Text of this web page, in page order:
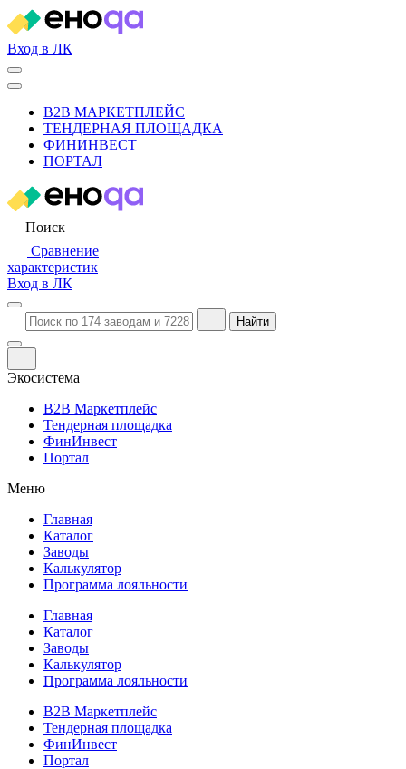
Вход в ЛК
B2B МАРКЕТПЛЕЙС
ТЕНДЕРНАЯ ПЛОЩАДКА
ФИНИНВЕСТ
ПОРТАЛ
Поиск
Сравнение
характеристик
Вход в ЛК
Найти
Экосистема
B2B Маркетплейс
Тендерная площадка
ФинИнвест
Портал
Меню
Главная
Каталог
Заводы
Калькулятор
Программа лояльности
Главная
Каталог
Заводы
Калькулятор
Программа лояльности
B2B Маркетплейс
Тендерная площадка
ФинИнвест
Портал